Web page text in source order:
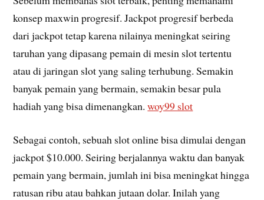
konsep maxwin progresif. Jackpot progresif berbeda
dari jackpot tetap karena nilainya meningkat seiring
taruhan yang dipasang pemain di mesin slot tertentu
atau di jaringan slot yang saling terhubung. Semakin
banyak pemain yang bermain, semakin besar pula
hadiah yang bisa dimenangkan.woy99 slot
Sebagai contoh, sebuah slot online bisa dimulai dengan
jackpot $10.000. Seiring berjalannya waktu dan banyak
pemain yang bermain, jumlah ini bisa meningkat hingga
ratusan ribu atau bahkan jutaan dolar. Inilah yang